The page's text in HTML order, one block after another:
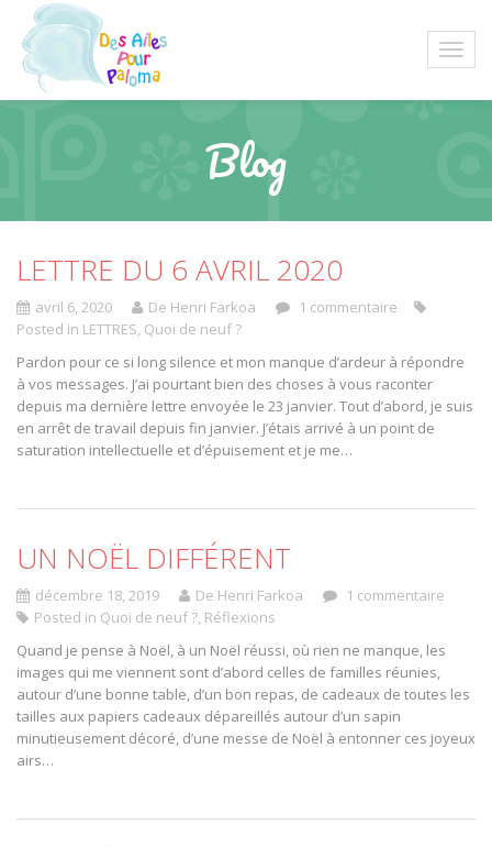
Blog
LETTRE DU 6 AVRIL 2020
avril 6, 2020 De Henri Farkoa
1 commentaire
Posted in LETTRES, Quoi de neuf ?
Pardon pour ce si long silence et mon manque d’ardeur à répondre
à vos messages. J’ai pourtant bien des choses à vous raconter
depuis ma dernière lettre envoyée le 23 janvier. Tout d’abord, je suis
en arrêt de travail depuis fin janvier. J’étais arrivé à un point de
saturation intellectuelle et d’épuisement et je me…
UN NOËL DIFFÉRENT
décembre 18, 2019 De Henri Farkoa
1 commentaire
Posted in Quoi de neuf ?, Réflexions
Quand je pense à Noël, à un Noël réussi, où rien ne manque, les
images qui me viennent sont d’abord celles de familles réunies,
autour d’une bonne table, d’un bon repas, de cadeaux de toutes les
tailles aux papiers cadeaux dépareillés autour d’un sapin
minutieusement décoré, d’une messe de Noël à entonner ces joyeux
airs…